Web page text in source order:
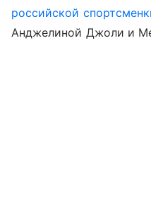
российской
Анджелиной Джоли и